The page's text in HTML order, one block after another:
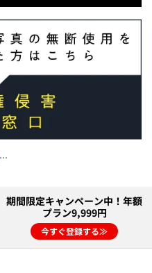
期間限定キャンペーン中！年額
プラン9,999円
今すぐ登録する≫